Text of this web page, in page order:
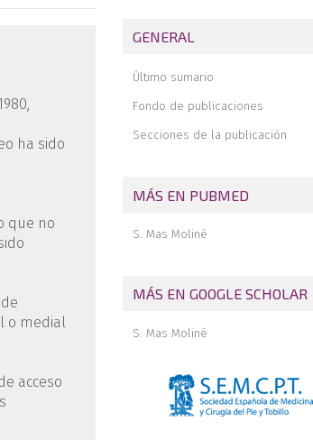
ha sido
que no
o medial
acceso
tornillos o agujas
Resonanacia magnética en el
Necrológica del Dr. Jesús
Analgesia multimodal en la
GENERAL
Último sumario
Fondo de publicaciones
Secciones de la publicación
MÁS EN PUBMED
S. Mas Moliné
MÁS EN GOOGLE SCHOLAR
S. Mas Moliné